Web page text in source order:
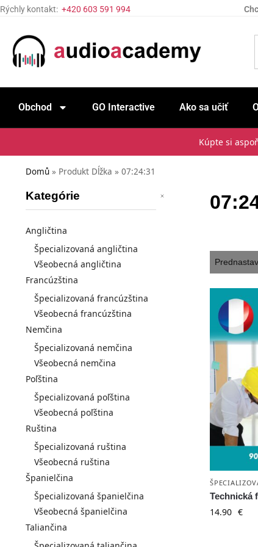
Rýchly kontakt: +420 603 591 994
Obchod GO Interactive Ako sa učiť
Kúpte si
Domů» Produkt Dĺžka » 07:24:31
Technická
14.90 €
Kategórie
Angličtina
Špecializovaná angličtina
Všeobecná angličtina
Francúzština
Špecializovaná francúzština
Všeobecná francúzština
Nemčina
Špecializovaná nemčina
Všeobecná nemčina
Poľština
Špecializovaná poľština
Všeobecná poľština
Ruština
Špecializovaná ruština
Všeobecná ruština
Španielčina
Špecializovaná španielčina
Všeobecná španielčina
Taliančina